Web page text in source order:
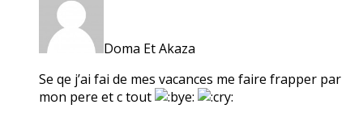
Doma Et Akaza
Se qe j’ai fai de mes vacances me faire frapper par
mon pere et c tout